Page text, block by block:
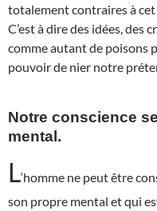
totalement contraires à
C’est à dire des idées, des
comme autant de poisons
pouvoir de nier notre
Notre conscience
mental.
L‘homme ne peut être
son propre mental et qui